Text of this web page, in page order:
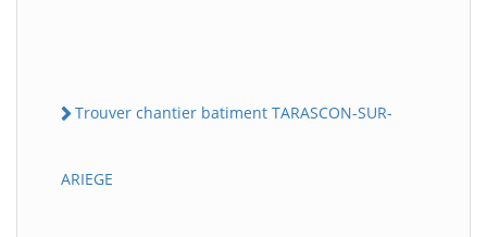
Trouver chantier batiment TARASCON-SUR-
ARIEGE